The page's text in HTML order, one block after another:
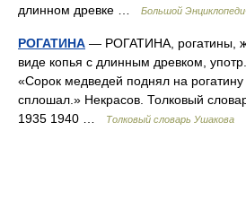
длинном древке …
Большой
РОГАТИНА — РОГАТИНА, рогатины,
виде копья с длинным древком,
«Сорок медведей поднял на
сплошал.» Некрасов. Толковый
1935 1940 …
Толковый словарь Ушакова